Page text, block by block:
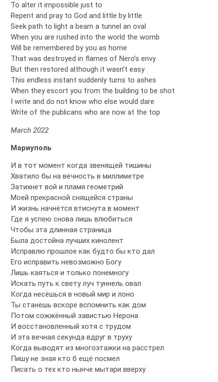
To alter it impossible just to
Repent and pray to God and little by little
Seek path to light a beam a tunnel an oval
When you are rushed into the world the womb
Will be remembered by you as home
That was destroyed in flames of Nero’s envy
But then restored although it wasn’t easy
This endless instant suddenly turns to ashes
When they escort you from the building to be shot
I write and do not know who else would dare
Write of the publicans who are now at the top
March 2022
Мариуполь
И в тот момент когда звенящей тишины
Хватило бы на вечность в миллиметре
Затихнет вой и пламя геометрий
Моей прекрасной снящейся страны
И жизнь начнётся втиснута в момент
Где я успею снова лишь влюбиться
Чтобы эта длинная страница
Была достойна лучших кинолент
Исправлю прошлое как будто бы кто дал
Его исправить невозможно Богу
Лишь каяться и только понемногу
Искать путь к свету луч туннель овал
Когда несёшься в новый мир и лоно
Ты станешь вскоре вспомнить как дом
Потом сожжённый завистью Нерона
И восстановленный хотя с трудом
И эта вечная секунда вдруг в труху
Когда выводят из многоэтажки на расстрел
Пишу не зная кто б ещё посмел
Писать о тех кто нынче мытари вверху